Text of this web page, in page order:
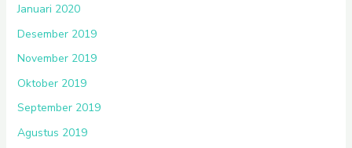
Januari 2020
Desember 2019
November 2019
Oktober 2019
September 2019
Agustus 2019